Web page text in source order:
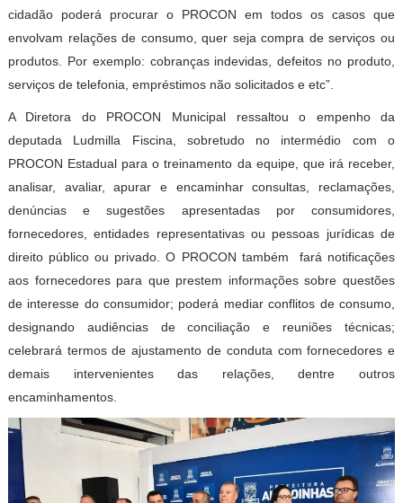
cidadão poderá procurar o PROCON em todos os casos que
envolvam relações de consumo, quer seja compra de serviços ou
produtos. Por exemplo: cobranças indevidas, defeitos no produto,
serviços de telefonia, empréstimos não solicitados e etc”.
A Diretora do PROCON Municipal ressaltou o empenho da
deputada Ludmilla Fiscina, sobretudo no intermédio com o
PROCON Estadual para o treinamento da equipe, que irá receber,
analisar, avaliar, apurar e encaminhar consultas, reclamações,
denúncias e sugestões apresentadas por consumidores,
fornecedores, entidades representativas ou pessoas jurídicas de
direito público ou privado. O PROCON também fará notificações
aos fornecedores para que prestem informações sobre questões
de interesse do consumidor; poderá mediar conflitos de consumo,
designando audiências de conciliação e reuniões técnicas;
celebrará termos de ajustamento de conduta com fornecedores e
demais intervenientes das relações, dentre outros
encaminhamentos.